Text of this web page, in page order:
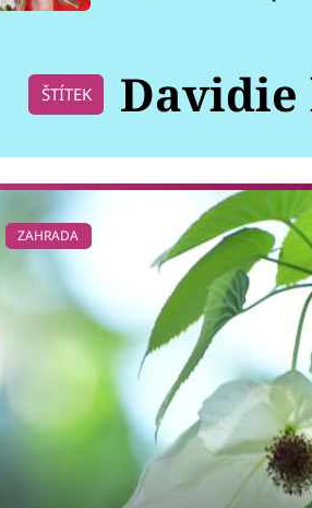
ŠTÍTEK
ZAHRADA